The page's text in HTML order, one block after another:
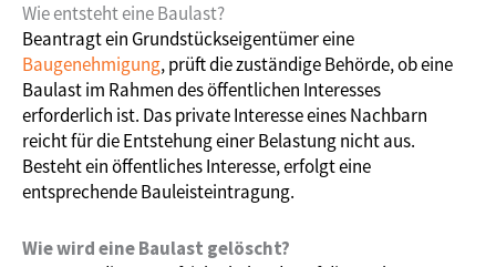
Wie entsteht eine Baulast?
Beantragt ein Grundstückseigentümer eine
Baugenehmigung, prüft die zuständige Behörde, ob eine
Baulast im Rahmen des öffentlichen Interesses
erforderlich ist. Das private Interesse eines Nachbarn
reicht für die Entstehung einer Belastung nicht aus.
Besteht ein öffentliches Interesse, erfolgt eine
entsprechende Bauleisteintragung.
Wie wird eine Baulast gelöscht?